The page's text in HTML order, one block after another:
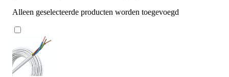
Alleen geselecteerde producten worden toegevoegd